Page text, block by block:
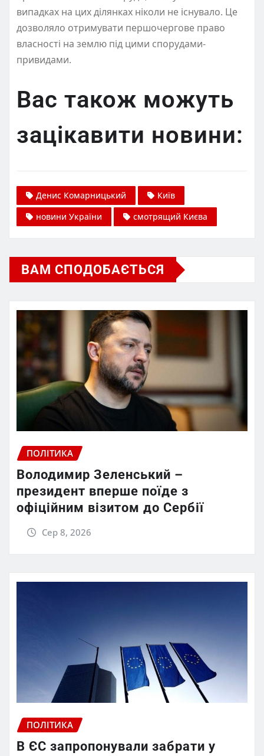
випадках на цих ділянках ніколи не існувало. Це
дозволяло отримувати першочергове право
власності на землю під цими спорудами-
привидами.
Вас також можуть
зацікавити новини:
Денис Комарницький
Київ
новини України
смотрящий Києва
ВАМ СПОДОБАЄТЬСЯ
ПОЛІТИКА
Володимир Зеленський –
президент вперше поїде з
офіційним візитом до Сербії
Сер 8, 2026
ПОЛІТИКА
В ЄС запропонували забрати у